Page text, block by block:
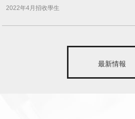
2022年4月招收學生
最新情報